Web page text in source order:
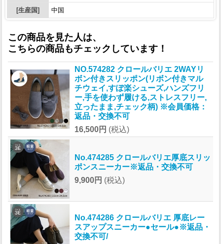
[生産国]
中国
この商品を見た人は、
こちらの商品もチェックしています！
NO.574282 クロールバリエ 2WAYリ
ボン付きスリッポン(リボン付きマル
チウェイ,すぽ楽シューズ,ハンズフリ
ー,手を使わず履ける,ストレスフリー,
立ったまま,チェック柄) ※会員価格：
返品・交換不可
16,500円 (税込)
No.474285 クロールバリエ厚底スリッ
ポンスニーカー※返品・交換不可
9,900円 (税込)
No.474286 クロールバリエ 厚底レー
スアップスニーカー●セール●※返品・
交換不可/